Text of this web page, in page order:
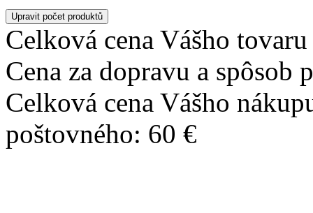
Celková cena Vášho
Cena za dopravu a spôsob
Celková cena Vášho
poštovného: 60 €